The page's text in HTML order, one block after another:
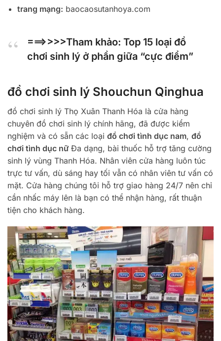
trang mạng: baocaosutanhoya.com
===>>>>Tham khảo: Top 15 loại đồ
chơi sinh lý ở phần giữa “cực điểm”
đồ chơi sinh lý Shouchun Qinghua
đồ chơi sinh lý Thọ Xuân Thanh Hóa là cửa hàng
chuyên đồ chơi sinh lý chính hãng, đã được kiểm
nghiệm và có sẵn các loại đồ chơi tình dục nam, đồ
chơi tình dục nữ Đa dạng, bài thuốc hỗ trợ tăng cường
sinh lý vùng Thanh Hóa. Nhân viên cửa hàng luôn túc
trực tư vấn, dù sáng hay tối vẫn có nhân viên tư vấn có
mặt. Cửa hàng chúng tôi hỗ trợ giao hàng 24/7 nên chỉ
cần nhấc máy lên là bạn có thể nhận hàng, rất thuận
tiện cho khách hàng.